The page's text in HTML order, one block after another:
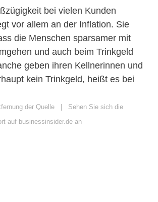
bei vielen Kunden
vor allem an der Inflation. Sie
die Menschen sparsamer mit
und auch beim Trinkgeld
geben ihren Kellnerinnen und
kein Trinkgeld, heißt es bei
der Quelle | Sehen Sie sich die
auf businessinsider.de an